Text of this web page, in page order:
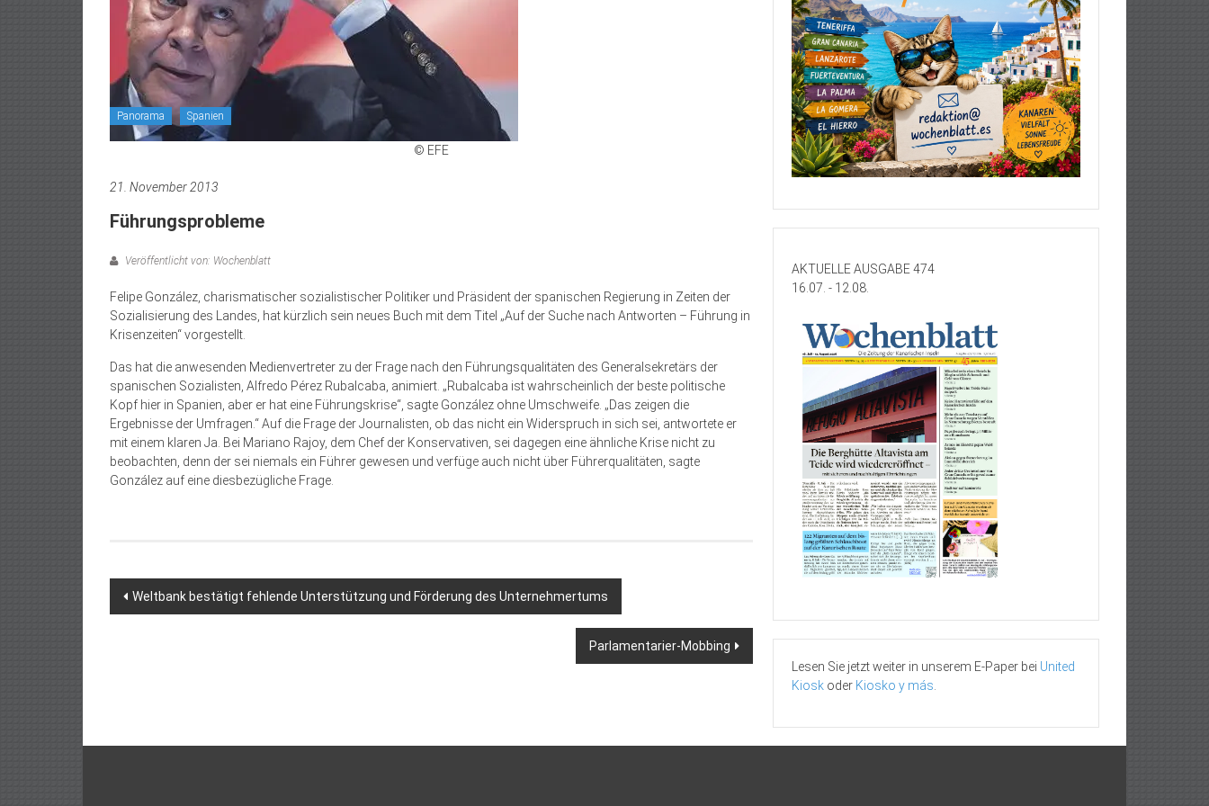
Panorama Spanien
© EFE
21. November 2013
Führungsprobleme
Veröffentlicht von: Wochenblatt
Felipe González, charismatischer sozialistischer Politiker und Präsident der spanischen Regierung in Zeiten der
Sozialisierung des Landes, hat kürzlich sein neues Buch mit dem Titel „Auf der Suche nach Antworten – Führung in
Krisenzeiten“ vorgestellt.
Das hat die anwesenden Medienvertreter zu der Frage nach den Führungsqualitäten des Generalsekretärs der
spanischen Sozialisten, Alfredo Pérez Rubalcaba, animiert. „Rubalcaba ist wahrscheinlich der beste politische
Kopf hier in Spanien, aber er hat eine Führungskrise“, sagte González ohne Umschweife. „Das zeigen die
Ergebnisse der Umfragen.“ Auf die Frage der Journalisten, ob das nicht ein Widerspruch in sich sei, antwortete er
mit einem klaren Ja. Bei Mariano Rajoy, dem Chef der Konservativen, sei dagegen eine ähnliche Krise nicht zu
beobachten, denn der sei niemals ein Führer gewesen und verfüge auch nicht über Führerqualitäten, sagte
González auf eine diesbezügliche Frage.
Beitragsnavigation
Weltbank bestätigt fehlende Unterstützung und Förderung des Unternehmertums
Parlamentarier-Mobbing
AKTUELLE AUSGABE 474
16.07. - 12.08.
Lesen Sie jetzt weiter in unserem E-Paper bei United
Kiosk oder Kiosko y más